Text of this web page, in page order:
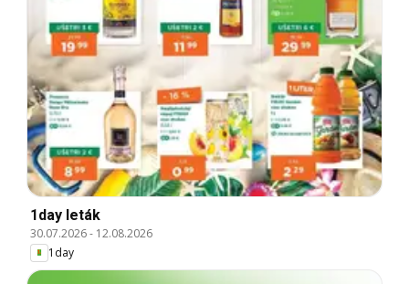
1day leták
30.07.2026- 12.08.2026
1day